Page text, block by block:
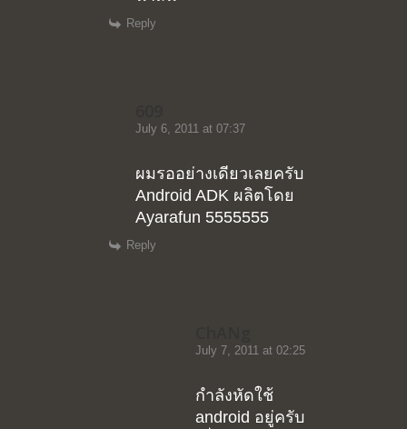
Reply
July 6, 2011 at 07:37
ผมรออย่างเดียวเลยครับ
Android ADK ผลิตโดย
Ayarafun 5555555
Reply
July 7, 2011 at 02:25
กำลังหัดใช้
android อยู่ครับ